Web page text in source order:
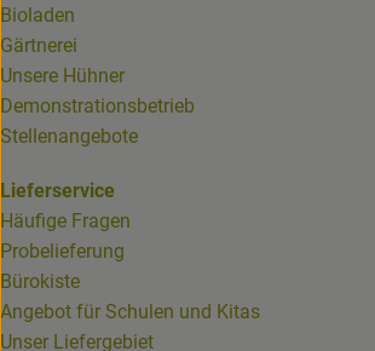
Bioladen
Gärtnerei
Unsere Hühner
Demonstrationsbetrieb
Stellenangebote
Lieferservice
Häufige Fragen
Probelieferung
Bürokiste
Angebot für Schulen und Kitas
Unser Liefergebiet